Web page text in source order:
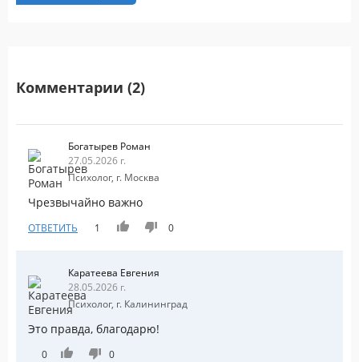
Комментарии (2)
Богатырев Роман
27.05.2026 г.
Психолог, г. Москва
Чрезвычайно важно
ОТВЕТИТЬ 1 0
Каратеева Евгения
28.05.2026 г.
Психолог, г. Калининград
Это правда, благодарю!
0 0